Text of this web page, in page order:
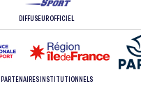
DIFFUSEUR OFFICIEL
PARTENAIRES INSTITUTIONNELS